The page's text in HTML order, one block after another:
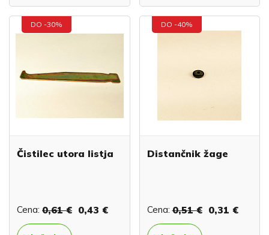
DO -30%
Čistilec utora listja
Cena: 0,61 € 0,43 €
DO -40%
Distančnik žage
Cena: 0,51 € 0,31 €